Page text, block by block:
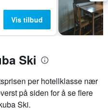
Vis tilbud
Ski
per hotellklasse nær
på siden for å se flere
Ski.